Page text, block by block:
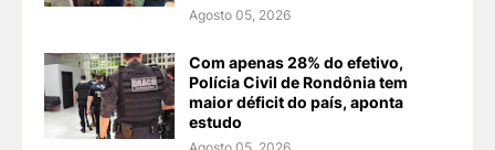
Agosto 05, 2026
Com apenas 28% do efetivo,
Polícia Civil de Rondônia tem
maior déficit do país, aponta
estudo